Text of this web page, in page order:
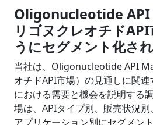
Oligonucleotide
リゴヌクレオチド
うにセグメント化さ
当社は、Oligonucleotide API
オチドAPI市場）の見通しに関
における需要と機会を説明する
場は、APIタイプ別、販売状況別
アプリケーション別にセグメン